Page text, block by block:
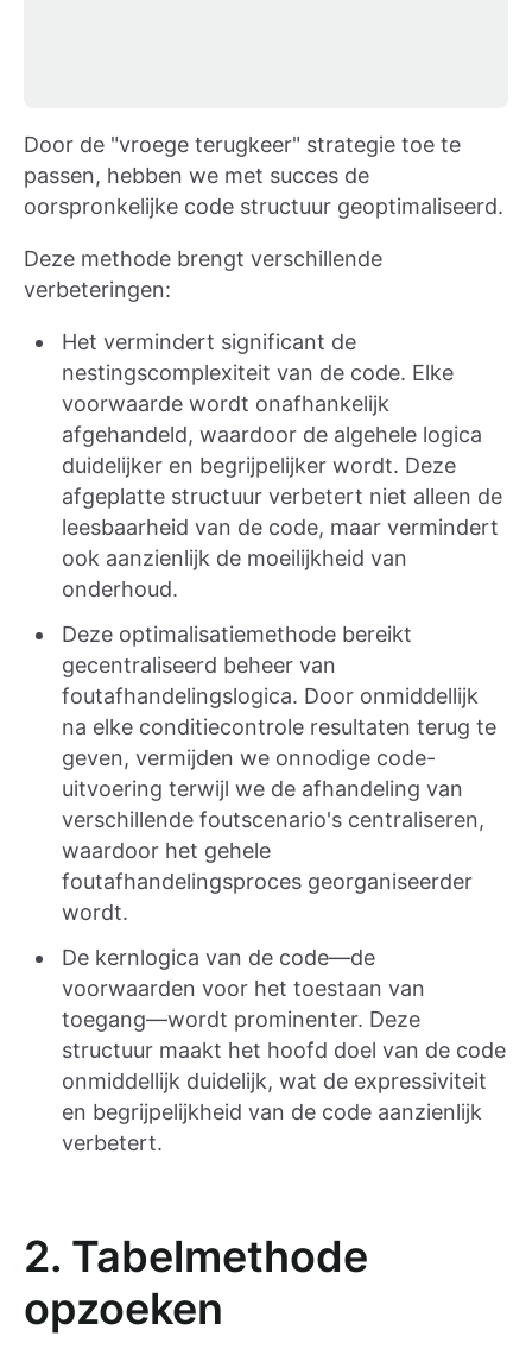
Door de "vroege terugkeer" strategie toe te
passen, hebben we met succes de
oorspronkelijke code structuur geoptimaliseerd.
Deze methode brengt verschillende
verbeteringen:
Het vermindert significant de
nestingscomplexiteit van de code. Elke
voorwaarde wordt onafhankelijk
afgehandeld, waardoor de algehele logica
duidelijker en begrijpelijker wordt. Deze
afgeplatte structuur verbetert niet alleen de
leesbaarheid van de code, maar vermindert
ook aanzienlijk de moeilijkheid van
onderhoud.
Deze optimalisatiemethode bereikt
gecentraliseerd beheer van
foutafhandelingslogica. Door onmiddellijk
na elke conditiecontrole resultaten terug te
geven, vermijden we onnodige code-
uitvoering terwijl we de afhandeling van
verschillende foutscenario's centraliseren,
waardoor het gehele
foutafhandelingsproces georganiseerder
wordt.
De kernlogica van de code—de
voorwaarden voor het toestaan van
toegang—wordt prominenter. Deze
structuur maakt het hoofd doel van de code
onmiddellijk duidelijk, wat de expressiviteit
en begrijpelijkheid van de code aanzienlijk
verbetert.
2. Tabelmethode
opzoeken